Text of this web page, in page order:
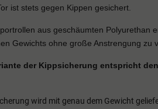
ist stets gegen Kippen gesichert.
aus geschäumten Polyurethan
Gewichts ohne große Anstrengung zu
der Kippsicherung entspricht
wird mit genau dem Gewicht